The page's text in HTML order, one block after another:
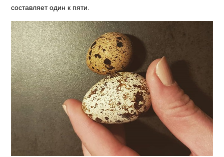
составляет один к пяти.